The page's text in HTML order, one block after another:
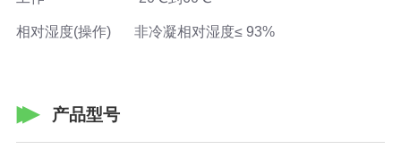
相对湿度(操作) 非冷凝相对湿度≤ 93%
产品型号